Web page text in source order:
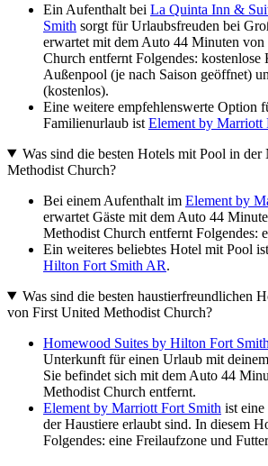
Ein Aufenthalt bei La Quinta Inn &
Smith sorgt für Urlaubsfreuden bei
erwartet mit dem Auto 44 Minuten
Church entfernt Folgendes: kostenlose
Außenpool (je nach Saison geöffnet)
(kostenlos).
Eine weitere empfehlenswerte Option
Familienurlaub ist Element by Marriott
Was sind die besten Hotels mit Pool in
Methodist Church?
Bei einem Aufenthalt im Element by
erwartet Gäste mit dem Auto 44
Methodist Church entfernt Folgendes:
Ein weiteres beliebtes Hotel mit Pool ist
Hilton Fort Smith AR.
Was sind die besten haustierfreundlichen
von First United Methodist Church?
Homewood Suites by Hilton Fort Smith
Unterkunft für einen Urlaub mit
Sie befindet sich mit dem Auto 44
Methodist Church entfernt.
Element by Marriott Fort Smith ist
der Haustiere erlaubt sind. In diesem
Folgendes: eine Freilaufzone und